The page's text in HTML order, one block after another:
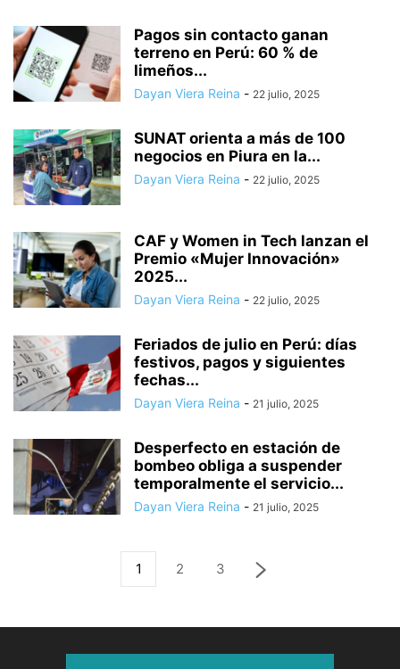
Pagos sin contacto ganan
terreno en Perú: 60 % de
limeños...
Dayan Viera Reina - 22 julio, 2025
SUNAT orienta a más de 100
negocios en Piura en la...
Dayan Viera Reina - 22 julio, 2025
CAF y Women in Tech lanzan el
Premio «Mujer Innovación»
2025...
Dayan Viera Reina - 22 julio, 2025
Feriados de julio en Perú: días
festivos, pagos y siguientes
fechas...
Dayan Viera Reina - 21 julio, 2025
Desperfecto en estación de
bombeo obliga a suspender
temporalmente el servicio...
Dayan Viera Reina - 21 julio, 2025
1 2 3